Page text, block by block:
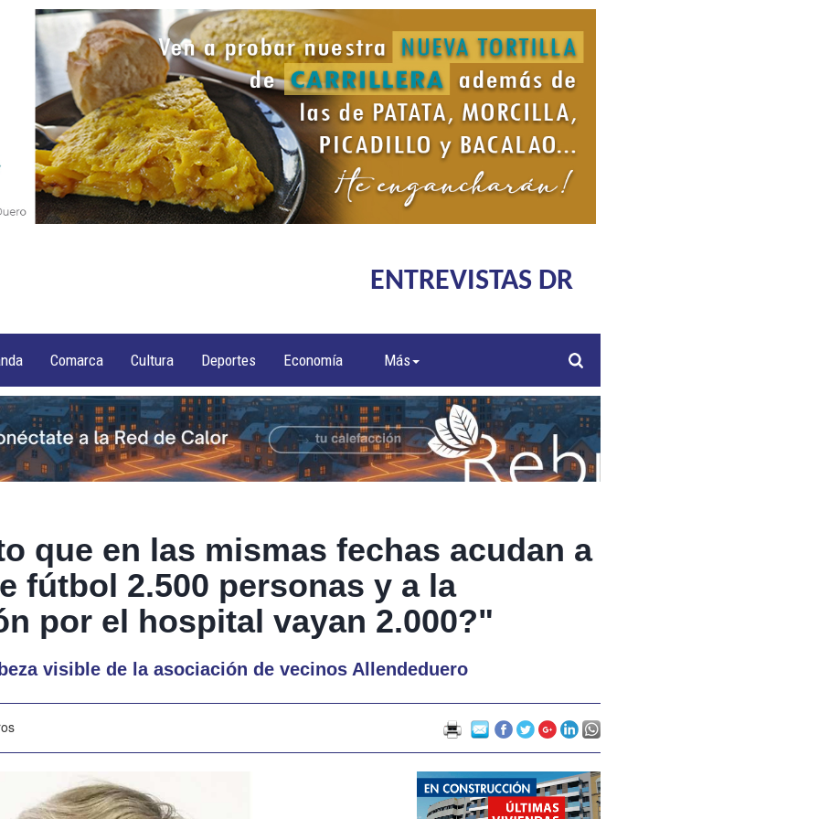
ENTREVISTAS DR
Comarca Cultura Deportes Economía Más
que en las mismas fechas acudan a
fútbol 2.500 personas y a la
por el hospital vayan 2.000?"
visible de la asociación de vecinos Allendeduero